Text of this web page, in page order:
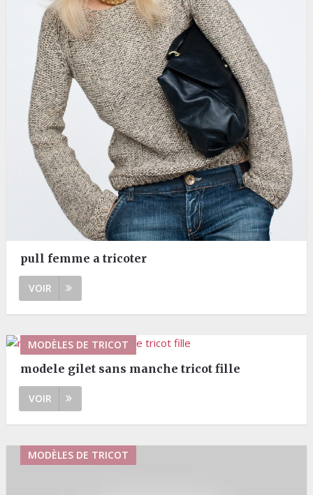
pull femme a tricoter
VOIR
MODÈLES DE TRICOT
modele gilet sans manche tricot fille
VOIR
MODÈLES DE TRICOT